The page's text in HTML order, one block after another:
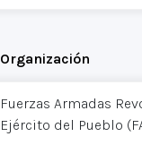
Organización
Fuerzas Armadas
Ejército del Pueblo